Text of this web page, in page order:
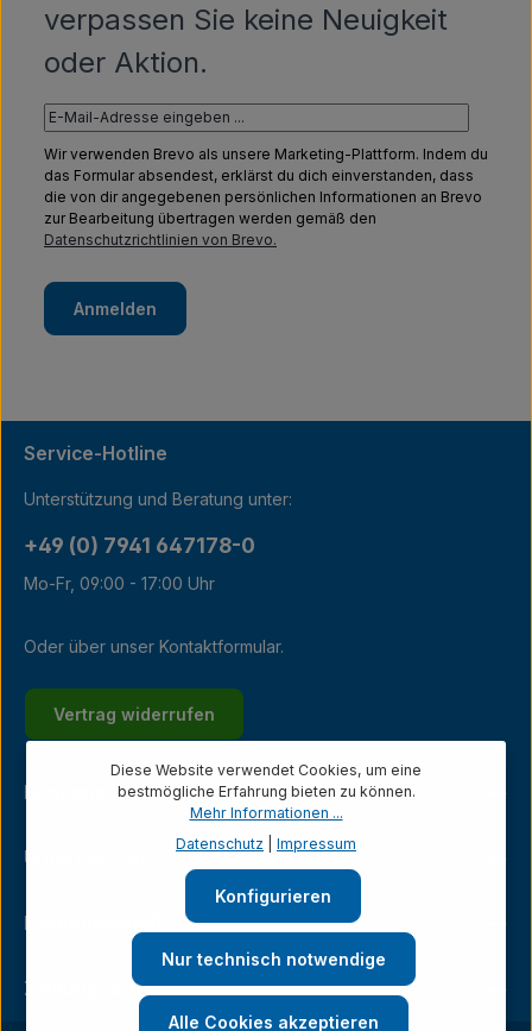
verpassen Sie keine Neuigkeit
oder Aktion.
Wir verwenden Brevo als unsere Marketing-Plattform. Indem du
das Formular absendest, erklärst du dich einverstanden, dass
die von dir angegebenen persönlichen Informationen an Brevo
zur Bearbeitung übertragen werden gemäß den
Datenschutzrichtlinien von Brevo.
Anmelden
Service-Hotline
Unterstützung und Beratung unter:
+49 (0) 7941 647178-0
Mo-Fr, 09:00 - 17:00 Uhr
Oder über unser Kontaktformular.
Vertrag widerrufen
Kundenservice
Unternehmen
Ladengeschäft
Zahlungsarten
Diese Website verwendet Cookies, um eine
bestmögliche Erfahrung bieten zu können.
Mehr Informationen ...
Datenschutz
Impressum
Nur technisch notwendige
Konfigurieren
Alle Cookies akzeptieren